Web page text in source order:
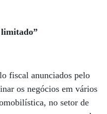
limitado”
fiscal anunciados pelo
os negócios em vários
no setor de